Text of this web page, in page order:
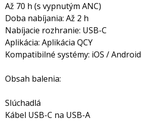
Až 70 h (s vypnutým ANC)
Doba nabíjania: Až 2 h
Nabíjacie rozhranie: USB-C
Aplikácia: Aplikácia QCY
Kompatibilné systémy: iOS / Android
Obsah balenia:
Slúchadlá
Kábel USB-C na USB-A